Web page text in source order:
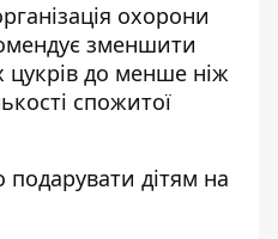
охорони
зменшити
до менше ніж
спожитої
дітям на